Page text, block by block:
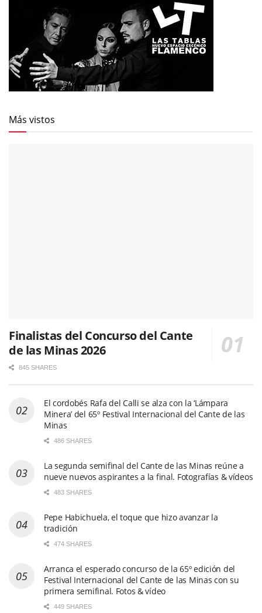
Más vistos
Finalistas del Concurso del Cante
de las Minas 2026
845 SHARES
El cordobés Rafa del Calli se alza con la ‘Lámpara
Minera’ del 65º Festival Internacional del Cante de las
Minas
486 SHARES
La segunda semifinal del Cante de las Minas reúne a
nueve nuevos aspirantes a la final. Fotografías & vídeos
483 SHARES
Pepe Habichuela, el toque que hizo avanzar la
tradición
474 SHARES
Arranca el esperado concurso de la 65º edición del
Festival Internacional del Cante de las Minas con su
primera semifinal. Fotos & vídeo
449 SHARES